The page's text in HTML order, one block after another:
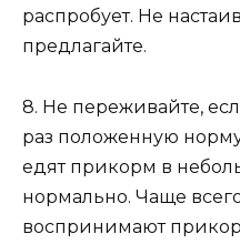
распробует. Не
предлагайте.
8. Не переживайте,
раз положенную
едят прикорм в
нормально. Чаще
воспринимают